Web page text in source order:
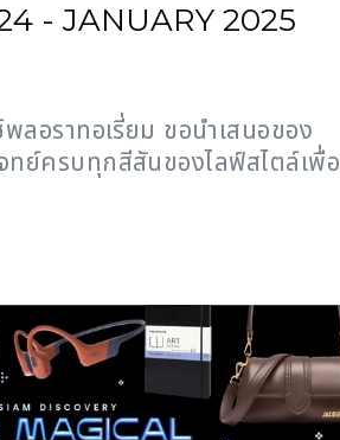
- JANUARY 2025
ลอราทอเรี่ยม ขอนำเสนอของ
ย์ครบทุกสีสันของไลฟ์สไตล์เพื่อ